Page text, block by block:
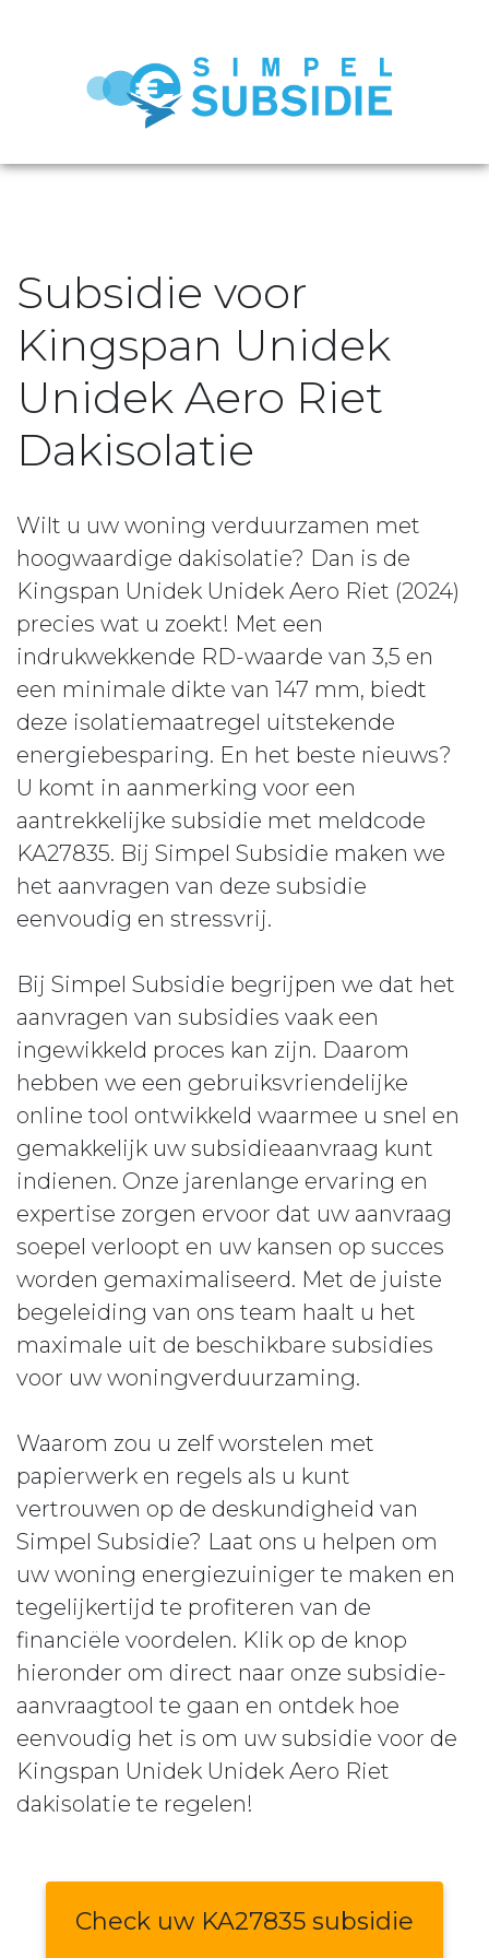
Subsidie voor
Kingspan Unidek
Unidek Aero Riet
Dakisolatie
Wilt u uw woning verduurzamen met
hoogwaardige dakisolatie? Dan is de
Kingspan Unidek Unidek Aero Riet (2024)
precies wat u zoekt! Met een
indrukwekkende RD-waarde van 3,5 en
een minimale dikte van 147 mm, biedt
deze isolatiemaatregel uitstekende
energiebesparing. En het beste nieuws?
U komt in aanmerking voor een
aantrekkelijke subsidie met meldcode
KA27835. Bij Simpel Subsidie maken we
het aanvragen van deze subsidie
eenvoudig en stressvrij.
Bij Simpel Subsidie begrijpen we dat het
aanvragen van subsidies vaak een
ingewikkeld proces kan zijn. Daarom
hebben we een gebruiksvriendelijke
online tool ontwikkeld waarmee u snel en
gemakkelijk uw subsidieaanvraag kunt
indienen. Onze jarenlange ervaring en
expertise zorgen ervoor dat uw aanvraag
soepel verloopt en uw kansen op succes
worden gemaximaliseerd. Met de juiste
begeleiding van ons team haalt u het
maximale uit de beschikbare subsidies
voor uw woningverduurzaming.
Waarom zou u zelf worstelen met
papierwerk en regels als u kunt
vertrouwen op de deskundigheid van
Simpel Subsidie? Laat ons u helpen om
uw woning energiezuiniger te maken en
tegelijkertijd te profiteren van de
financiële voordelen. Klik op de knop
hieronder om direct naar onze subsidie-
aanvraagtool te gaan en ontdek hoe
eenvoudig het is om uw subsidie voor de
Kingspan Unidek Unidek Aero Riet
dakisolatie te regelen!
Check uw KA27835 subsidie